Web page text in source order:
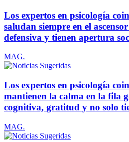
Los expertos en psicología
saludan siempre en el
defensiva y tienen apertura
MAG.
Los expertos en psicología
mantienen la calma en la fila
cognitiva, gratitud y no solo
MAG.